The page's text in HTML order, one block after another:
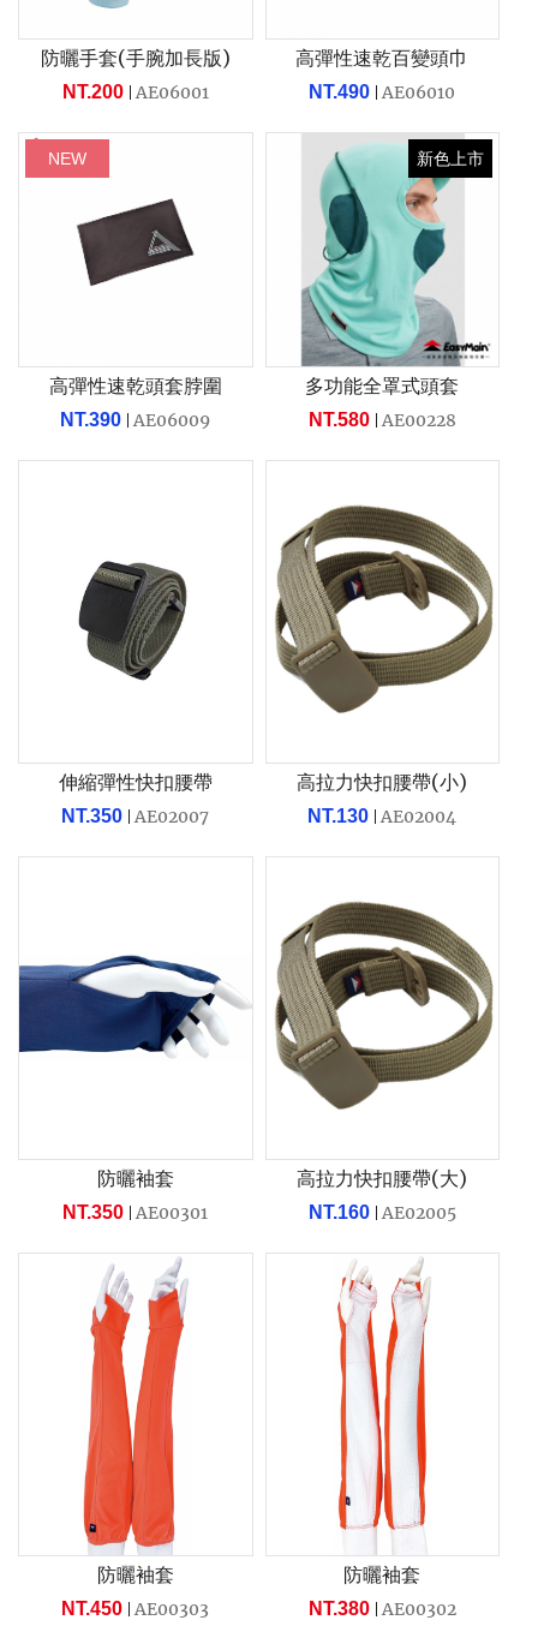
防曬手套(手腕加長版)
NT.200 AE06001
高彈性速乾百變頭巾
NT.490 AE06010
NEW
高彈性速乾頭套脖圍
NT.390 AE06009
新色上市
多功能全罩式頭套
NT.580 AE00228
伸縮彈性快扣腰帶
NT.350 AE02007
高拉力快扣腰帶(小)
NT.130 AE02004
防曬袖套
NT.350 AE00301
高拉力快扣腰帶(大)
NT.160 AE02005
防曬袖套
NT.450 AE00303
防曬袖套
NT.380 AE00302